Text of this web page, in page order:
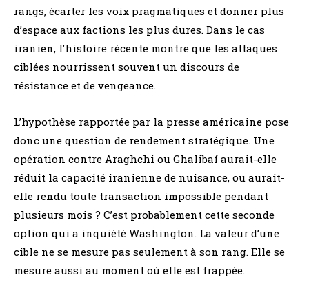
rangs, écarter les voix pragmatiques et donner plus
d’espace aux factions les plus dures. Dans le cas
iranien, l’histoire récente montre que les attaques
ciblées nourrissent souvent un discours de
résistance et de vengeance.
L’hypothèse rapportée par la presse américaine pose
donc une question de rendement stratégique. Une
opération contre Araghchi ou Ghalibaf aurait-elle
réduit la capacité iranienne de nuisance, ou aurait-
elle rendu toute transaction impossible pendant
plusieurs mois ? C’est probablement cette seconde
option qui a inquiété Washington. La valeur d’une
cible ne se mesure pas seulement à son rang. Elle se
mesure aussi au moment où elle est frappée.